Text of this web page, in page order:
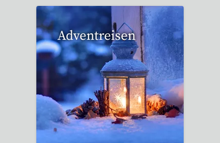
Adventreisen
20 Reisen gefunden